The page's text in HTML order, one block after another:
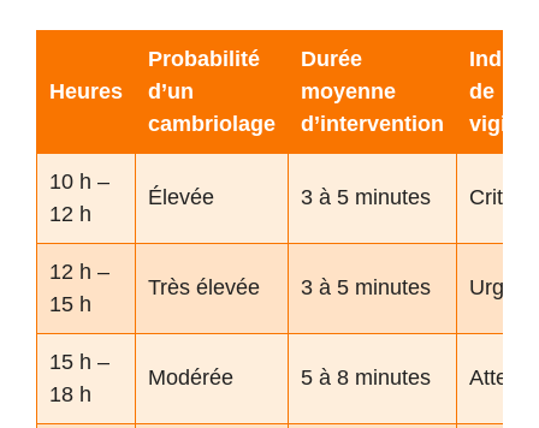
Heures
Probabilité
d’un
cambriolage
Durée
moyenne
d’intervention
Indice
de
10 h –
12 h
Élevée 3 à 5 minutes
12 h –
15 h
Très élevée 3 à 5 minutes Urgent
15 h –
18 h
Modérée 5 à 8 minutes